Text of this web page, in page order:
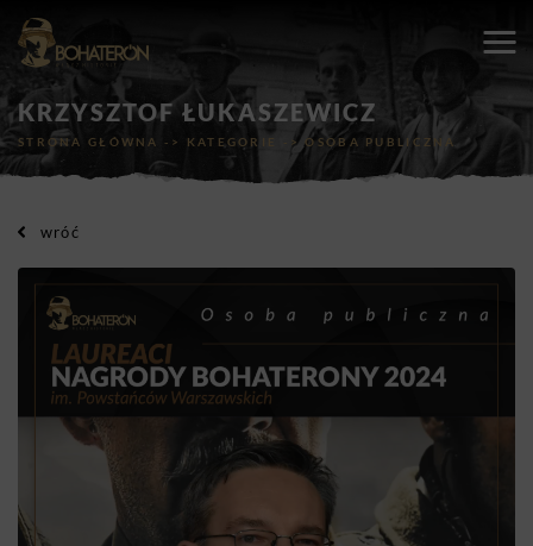
KRZYSZTOF ŁUKASZEWICZ
STRONA GŁÓWNA -> KATEGORIE ->OSOBA PUBLICZNA
wróć